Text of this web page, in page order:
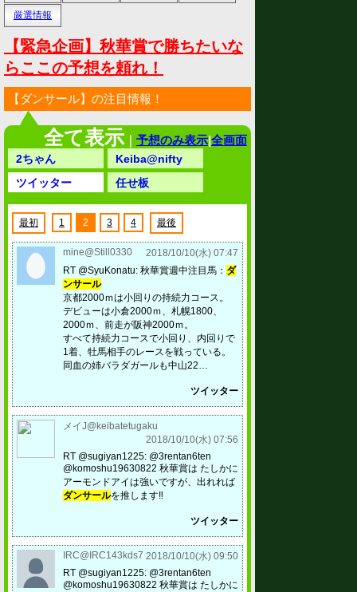
厳選情報
【緊急企画】秋華賞で勝ちたいな
らここの予想を頼れ！
【ダンサール】の注目情報！
全て表示 ｜ 予想のみ表示|全画面
2ちゃん
Keiba@nifty
ツイッター
任せ板
最初 1 2 3 4 最後
mine@Still0330
2018/10/10(水) 07:47
RT @SyuKonatu: 秋華賞週中注目馬： ダ
ンサール
京都2000ｍは小回りの持続力コース。
デビューは小倉2000ｍ、札幌1800、
2000ｍ、前走が阪神2000ｍ。
すべて持続力コースで小回り、内回りで
1着、牡馬相手のレースを戦っている。
同血の姉バラダガールも中山22…
ツイッター
メイJ@keibatetugaku
2018/10/10(水) 07:56
RT @sugiyan1225: @3rentan6ten
@komoshu19630822 秋華賞は たしかに
アーモンドアイは強いですが、出れれば
ダンサールを推します‼️
ツイッター
IRC@IRC143kds7 2018/10/10(水) 09:50
RT @sugiyan1225: @3rentan6ten
@komoshu19630822 秋華賞は たしかに